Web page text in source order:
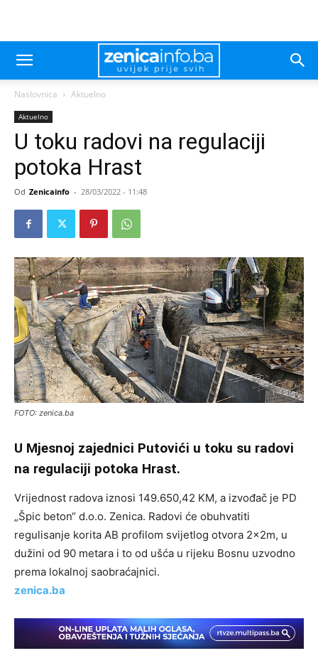
Naslovnica Aktuelno
Aktuelno
U toku radovi na regulaciji
potoka Hrast
Od Zenicainfo - 28/03/2022 - 11:48
FOTO: zenica.ba
U Mjesnoj zajednici Putovići u toku su radovi
na regulaciji potoka Hrast.
Vrijednost radova iznosi 149.650,42 KM, a izvođač je PD
„Špic beton“ d.o.o. Zenica. Radovi će obuhvatiti
regulisanje korita AB profilom svijetlog otvora 2x2m, u
dužini od 90 metara i to od ušća u rijeku Bosnu uzvodno
prema lokalnoj saobraćajnici.
zenica.ba